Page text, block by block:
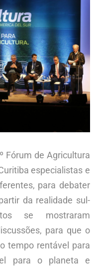
Fórum de Agricultura
especialistas e
para debater
da realidade sul-
se mostraram
para que o
tempo rentável para
para o planeta e